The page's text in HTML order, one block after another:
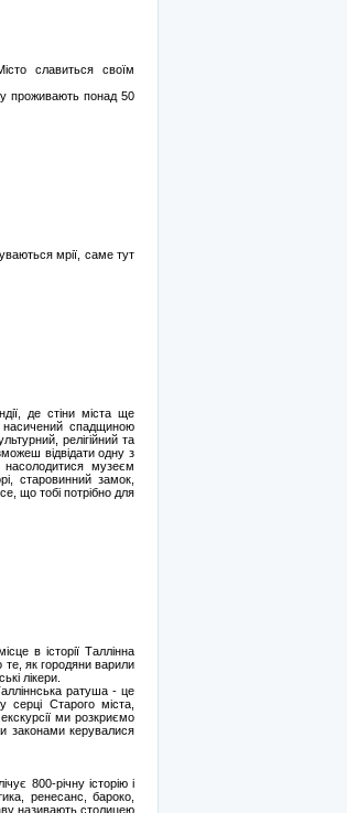
славиться своїм
проживають понад 50
мрії, саме тут
де стіни міста ще
насичений спадщиною
релігійний та
відвідати одну з
музеєм
старовинний замок,
що тобі потрібно для
в історії Таллінна
те, як городяни варили
лікери.
ратуша - це
Старого міста,
ми розкриємо
законами керувалися
800-річну історію і
ренесанс, бароко,
називають столицею